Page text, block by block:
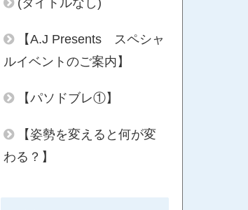
【A.J Presents スペシャ
ルイベントのご案内】
【パソドブレ①】
【姿勢を変えると何が変
わる？】